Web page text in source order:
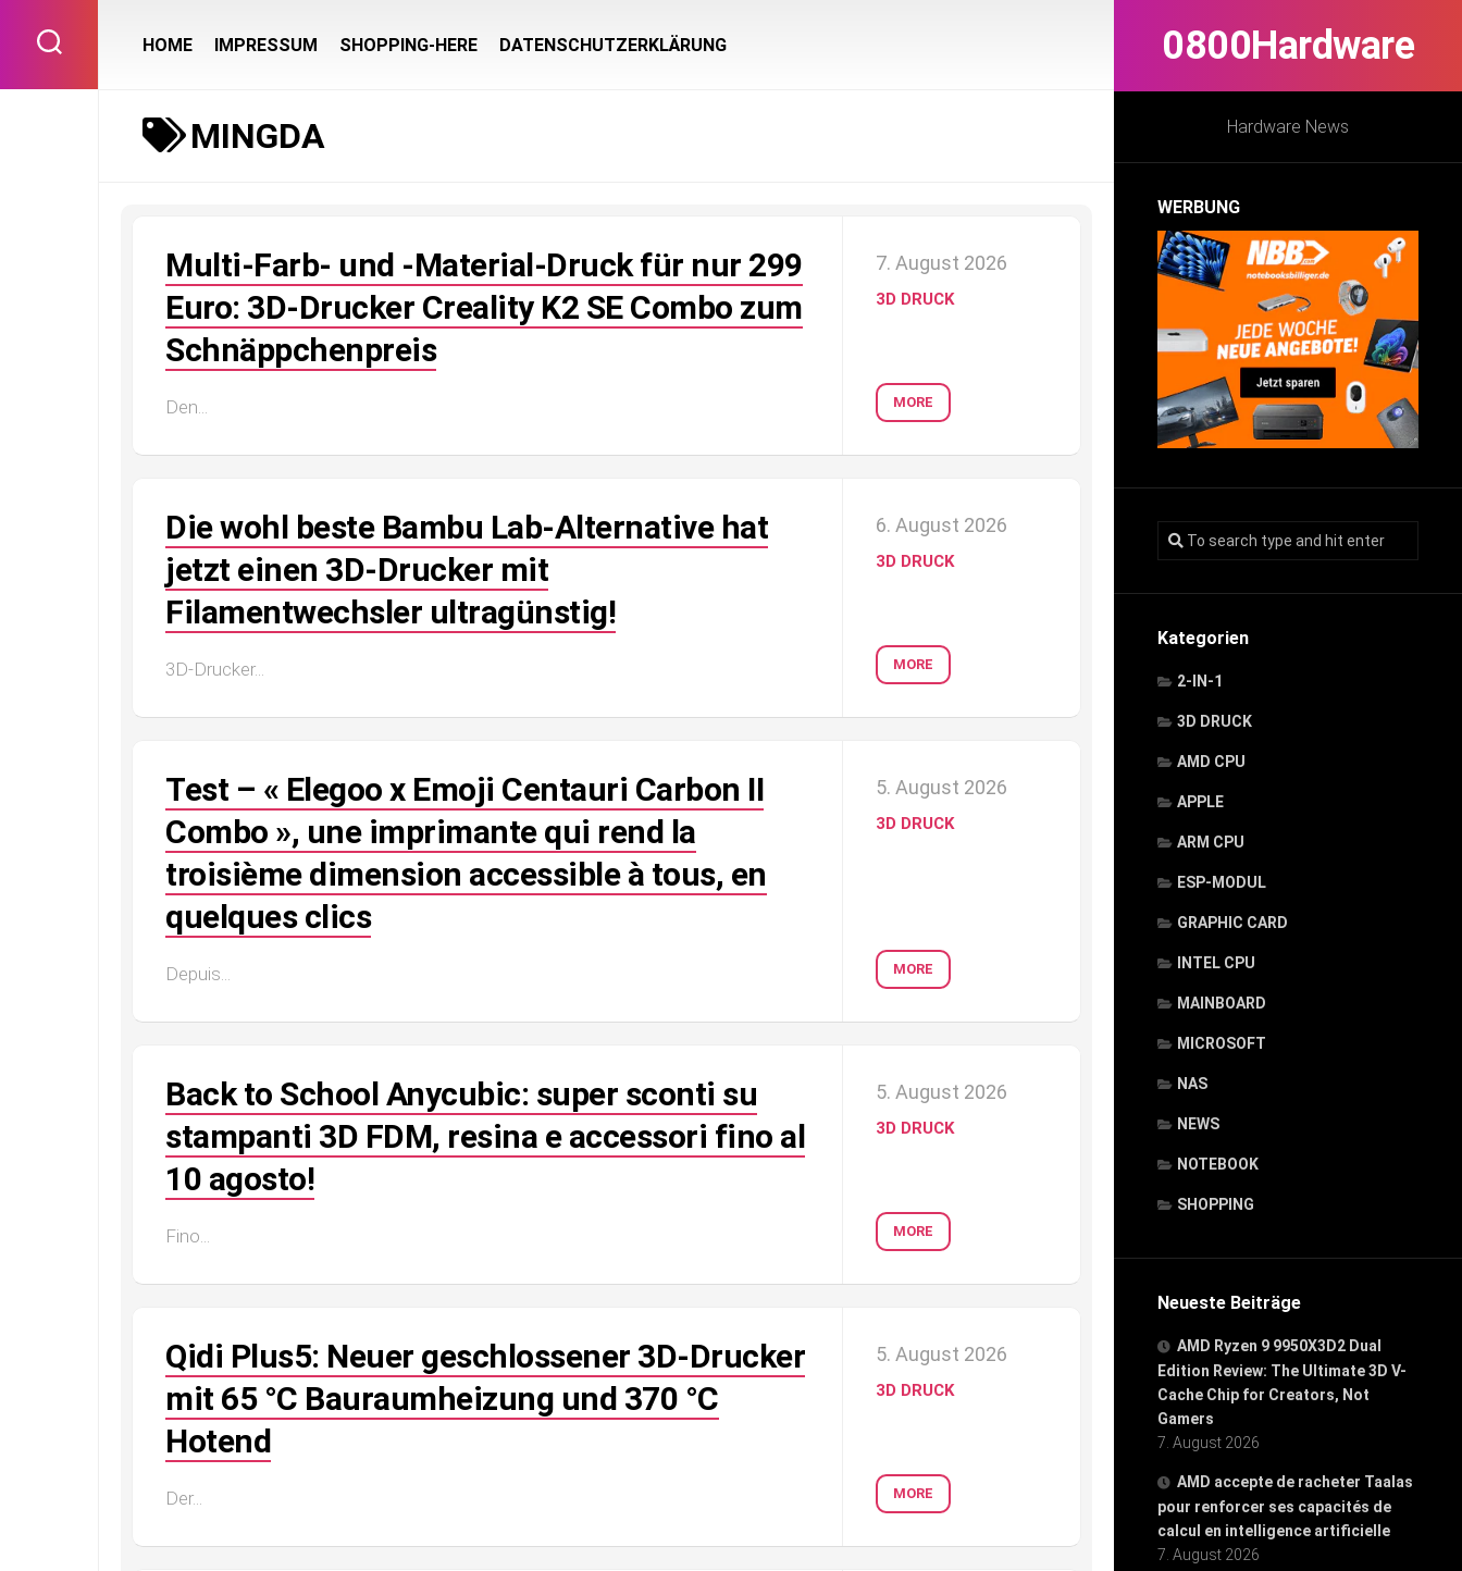
content
0800Hardware
Hardware News
WERBUNG
Kategorien
2-IN-1
3D DRUCK
AMD CPU
APPLE
ARM CPU
ESP-MODUL
GRAPHIC CARD
INTEL CPU
MAINBOARD
MICROSOFT
NAS
NEWS
NOTEBOOK
SHOPPING
Neueste Beiträge
AMD Ryzen 9 9950X3D2 Dual
Edition Review: The Ultimate 3D V-
Cache Chip for Creators, Not
Gamers
7. August 2026
AMD accepte de racheter Taalas
pour renforcer ses capacités de
calcul en intelligence artificielle
7. August 2026
HOME IMPRESSUM SHOPPING-HERE DATENSCHUTZERKLÄRUNG
MINGDA
Multi-Farb- und -Material-Druck für nur 299
Euro: 3D-Drucker Creality K2 SE Combo zum
Schnäppchenpreis
Den...
7. August 2026
3D DRUCK
MORE
Die wohl beste Bambu Lab-Alternative hat
jetzt einen 3D-Drucker mit
Filamentwechsler ultragünstig!
3D-Drucker...
6. August 2026
3D DRUCK
MORE
Test – « Elegoo x Emoji Centauri Carbon II
Combo », une imprimante qui rend la
troisième dimension accessible à tous, en
quelques clics
Depuis...
5. August 2026
3D DRUCK
MORE
Back to School Anycubic: super sconti su
stampanti 3D FDM, resina e accessori fino al
10 agosto!
Fino...
5. August 2026
3D DRUCK
MORE
Qidi Plus5: Neuer geschlossener 3D-Drucker
mit 65 °C Bauraumheizung und 370 °C
Hotend
Der...
5. August 2026
3D DRUCK
MORE